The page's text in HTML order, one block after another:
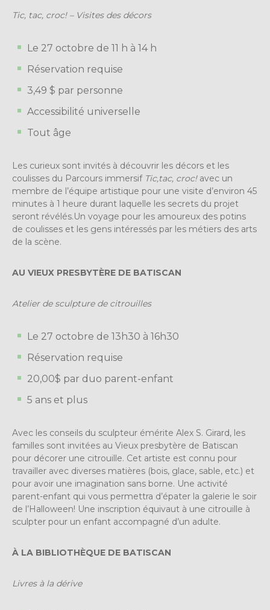
Tic, tac, croc! – Visites des décors
Le 27 octobre de 11 h à 14 h
Réservation requise
3,49 $ par personne
Accessibilité universelle
Tout âge
Les curieux sont invités à découvrir les décors et les
coulisses du Parcours immersifTic,tac, croc!avec un
membre de l’équipe artistique pour une visite d’environ 45
minutes à 1 heure durant laquelle les secrets du projet
seront révélés.Un voyage pour les amoureux des potins
de coulisses et les gens intéressés par les métiers des arts
de la scène.
AU VIEUX PRESBYTÈRE DE BATISCAN
Atelier de sculpture de citrouilles
Le 27 octobre de 13h30 à 16h30
Réservation requise
20,00$ par duo parent-enfant
5 ans et plus
Avec les conseils du sculpteur émérite Alex S. Girard, les
familles sont invitées au Vieux presbytère de Batiscan
pour décorer une citrouille. Cet artiste est connu pour
travailler avec diverses matières (bois, glace, sable, etc.) et
pour avoir une imagination sans borne. Une activité
parent-enfant qui vous permettra d’épater la galerie le soir
de l’Halloween! Une inscription équivaut à une citrouille à
sculpter pour un enfant accompagné d’un adulte.
À LA BIBLIOTHÈQUE DE BATISCAN
Livres à la dérive